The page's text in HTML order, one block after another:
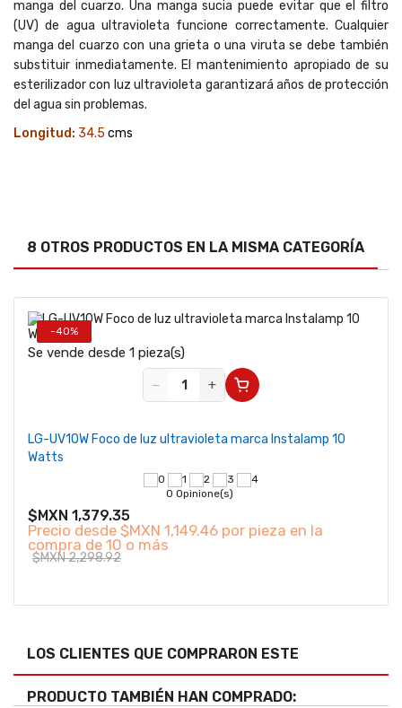
manga del cuarzo. Una manga sucia puede evitar que el filtro
(UV) de agua ultravioleta funcione correctamente. Cualquier
manga del cuarzo con una grieta o una viruta se debe también
substituir inmediatamente. El mantenimiento apropiado de su
esterilizador con luz ultravioleta garantizará años de protección
del agua sin problemas.
Longitud: 34.5 cms
8 OTROS PRODUCTOS EN LA MISMA CATEGORÍA
-40%
Se vende desde 1 pieza(s)
−
+
LG-UV10W Foco de luz ultravioleta marca Instalamp 10
Watts
0 Opinione(s)
$MXN 1,379.35
Precio desde $MXN 1,149.46 por pieza en la
compra de 10 o más
$MXN 2,298.92
LOS CLIENTES QUE COMPRARON ESTE
PRODUCTO TAMBIÉN HAN COMPRADO: